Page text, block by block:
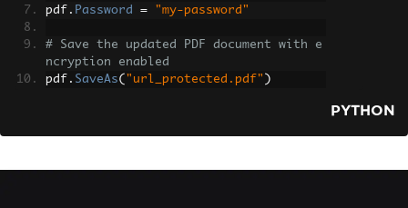
pdf . Password = "my-password"
# Save the updated PDF document with e
ncryption enabled
pdf . SaveAs( "url_protected.pdf" )
PYTHON